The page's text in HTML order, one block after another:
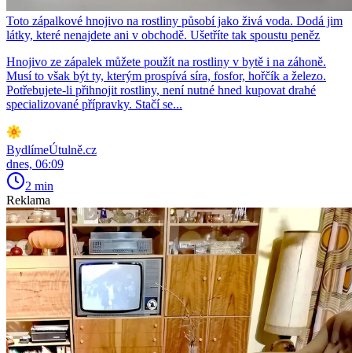
Toto zápalkové hnojivo na rostliny působí jako živá voda. Dodá jim
látky, které nenajdete ani v obchodě. Ušetříte tak spoustu peněz
Hnojivo ze zápalek můžete použít na rostliny v bytě i na záhoně.
Musí to však být ty, kterým prospívá síra, fosfor, hořčík a železo.
Potřebujete-li přihnojit rostliny, není nutné hned kupovat drahé
specializované přípravky. Stačí se...
BydlímeÚtulně.cz
dnes, 06:09
2 min
Reklama